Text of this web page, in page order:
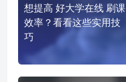
想提高 好大学在线 刷课
效率？看看这些实用技
巧